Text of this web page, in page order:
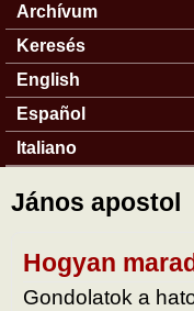
Archívum
Keresés
English
Español
Italiano
János apostol
Hogyan
Gondolatok a